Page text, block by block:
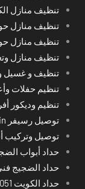
تنظيف منازل الكويت
تنظيف منازل حولي 24 ساعة خدمة تنظيف
تنظيف منازل
تنظيف منازل
تنظيف و غسيل
تنظيم حفلات
تنظيم وديكور
توصيل رسيفر bein و تركيب ستلايت و رسيفرات في الكويت
توصيل وتركيب
حداد أبواب
حداد الضجيج
حداد الكويت 66405051 جميع مدن الكويت